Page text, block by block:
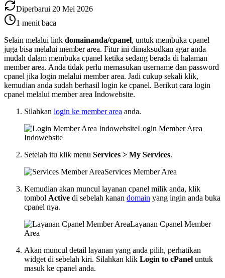
Diperbarui 20 Mei 2026
1 menit baca
Selain melalui link domainanda/cpanel, untuk membuka cpanel
juga bisa melalui member area. Fitur ini dimaksudkan agar anda
mudah dalam membuka cpanel ketika sedang berada di halaman
member area. Anda tidak perlu memasukan username dan password
cpanel jika login melalui member area. Jadi cukup sekali klik,
kemudian anda sudah berhasil login ke cpanel. Berikut cara login
cpanel melalui member area Indowebsite.
Silahkan login ke member area anda.
Login Member Area
Indowebsite
Setelah itu klik menu Services > My Services.
Services Member Area
Kemudian akan muncul layanan cpanel milik anda, klik
tombol Active di sebelah kanan domain yang ingin anda buka
cpanel nya.
Layanan Cpanel Member
Area
Akan muncul detail layanan yang anda pilih, perhatikan
widget di sebelah kiri. Silahkan klik Login to cPanel untuk
masuk ke cpanel anda.